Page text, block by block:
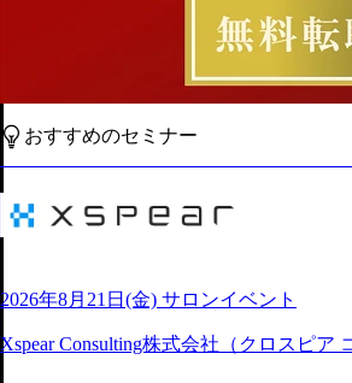
おすすめのセミナー
2026年8月21日(金) サロンイベント
Xspear Consulting株式会社（クロスピア